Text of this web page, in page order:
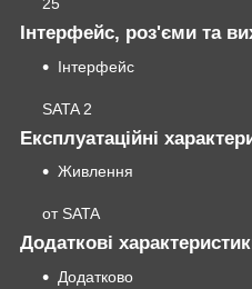
Інтерфейс, роз'єми та
Інтерфейс
SATA 2
Експлуатаційні
Живлення
от SATA
Додаткові
Додатково